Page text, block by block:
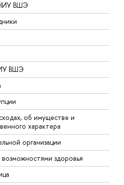
НИУ ВШЭ
ВШЭ
об имуществе и
характера
организации
здоровья